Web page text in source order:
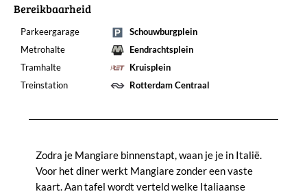
Bereikbaarheid
Parkeergarage
Schouwburgplein
Metrohalte
Eendrachtsplein
Tramhalte
Kruisplein
Treinstation
Rotterdam Centraal
Zodra je Mangiare binnenstapt, waan je je in Italië.
Voor het diner werkt Mangiare zonder een vaste
kaart. Aan tafel wordt verteld welke Italiaanse